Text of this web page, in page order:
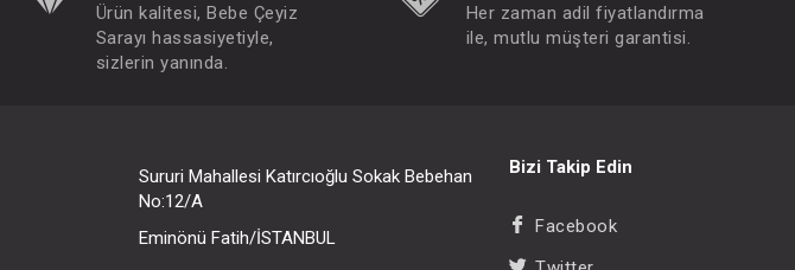
Ürün kalitesi, Bebe Çeyiz
Sarayı hassasiyetiyle,
sizlerin yanında.
Her zaman adil fiyatlandırma
ile, mutlu müşteri garantisi.
Sururi Mahallesi Katırcıoğlu Sokak Bebehan
No:12/A
Eminönü Fatih/İSTANBUL
Bizi Takip Edin
Facebook